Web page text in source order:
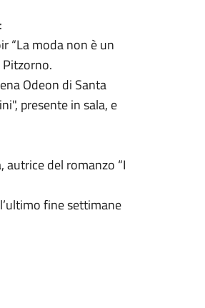
“La moda non è un
Odeon di Santa
presente in sala, e
autrice del romanzo “I
fine settimane